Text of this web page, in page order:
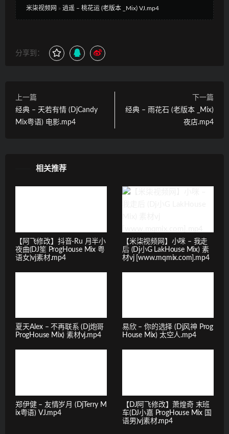
米柒视频网 » 逍遥 – 桃花运 (老版本 _Mix) VJ.mp4
分享到：
上一篇
经典 – 天若有情 (DjCandy
Mix粤语) 电影.mp4
下一篇
经典 – 雨花石 (老版本 _Mix)
夜店.mp4
相关推荐
【阿飞修改】抖音-Ru 月半小
夜曲(DJ笙 ProgHouse Mix 粤
语女)vj素材.mp4
【米柒视频网】小咪 – 我走
后 (Dj小G LakHouse Mix) 素
材vj [www.mqmix.com].mp4
夏天Alex – 不再联系 (Dj炮哥
ProgHouse Mix) 素材vj.mp4
易欣 – 你的选择 (Dj风神 Prog
House Mix) 太空人.mp4
郑伊健 – 友情岁月 (DjTerry M
ix粤语) VJ.mp4
【DJ阿飞修改】萧煌奇 末班
车(DJ小嘉 ProgHouse Mix 国
语男)vj素材.mp4